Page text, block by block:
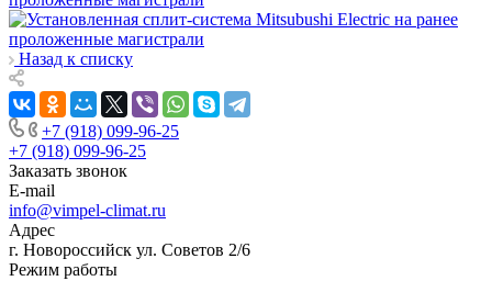
Назад к списку
+7 (918) 099-96-25
+7 (918) 099-96-25
Заказать звонок
E-mail
info@vimpel-climat.ru
Адрес
г. Новороссийск ул. Советов 2/6
Режим работы